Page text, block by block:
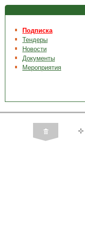
Подписка
Тендеры
Новости
Документы
Мероприятия